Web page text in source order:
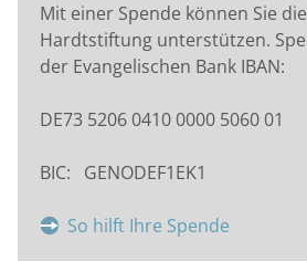
Mit einer Spende können Sie
Hardtstiftung unterstützen.
der Evangelischen Bank IBAN:
DE73 5206 0410 0000 5060 01
BIC: GENODEF1EK1
So hilft Ihre Spende